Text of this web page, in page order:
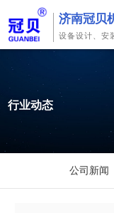
济南冠贝
设备设计、安
行业动态
公司新闻